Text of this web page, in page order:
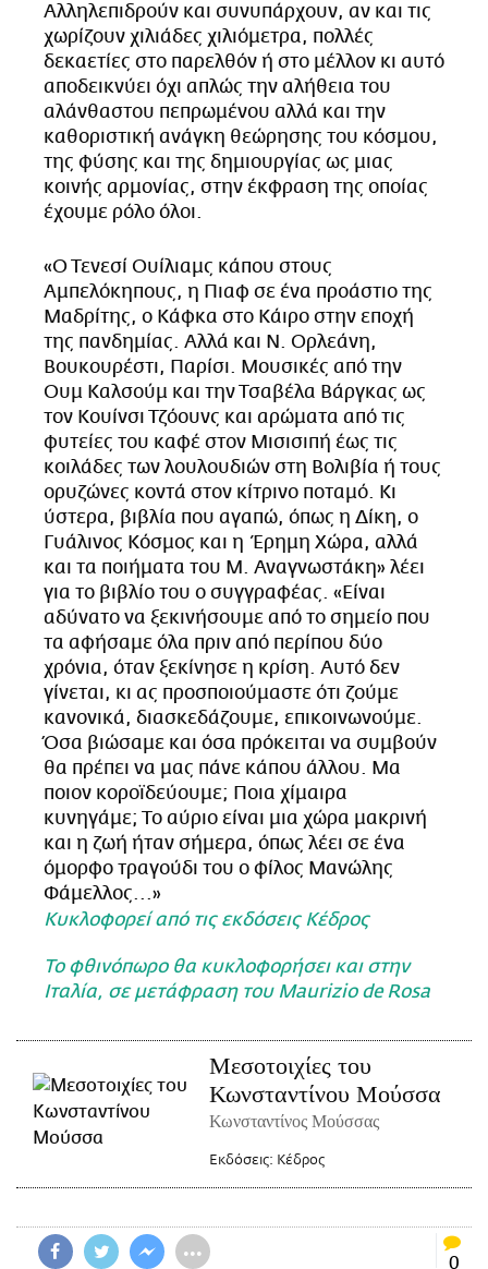
Αλληλεπιδρούν και συνυπάρχουν, αν και τις
χωρίζουν χιλιάδες χιλιόμετρα, πολλές
δεκαετίες στο παρελθόν ή στο μέλλον κι αυτό
αποδεικνύει όχι απλώς την αλήθεια του
αλάνθαστου πεπρωμένου αλλά και την
καθοριστική ανάγκη θεώρησης του κόσμου,
της φύσης και της δημιουργίας ως μιας
κοινής αρμονίας, στην έκφραση της οποίας
έχουμε ρόλο όλοι.
«Ο Τενεσί Ουίλιαμς κάπου στους
Αμπελόκηπους, η Πιαφ σε ένα προάστιο της
Μαδρίτης, ο Κάφκα στο Κάιρο στην εποχή
της πανδημίας. Αλλά και Ν. Ορλεάνη,
Βουκουρέστι, Παρίσι. Μουσικές από την
Ουμ Καλσούμ και την Τσαβέλα Βάργκας ως
τον Κουίνσι Τζόουνς και αρώματα από τις
φυτείες του καφέ στον Μισισιπή έως τις
κοιλάδες των λουλουδιών στη Βολιβία ή τους
ορυζώνες κοντά στον κίτρινο ποταμό. Κι
ύστερα, βιβλία που αγαπώ, όπως η Δίκη, ο
Γυάλινος Κόσμος και η Έρημη Χώρα, αλλά
και τα ποιήματα του Μ. Αναγνωστάκη» λέει
για το βιβλίο του ο συγγραφέας. «Είναι
αδύνατο να ξεκινήσουμε από το σημείο που
τα αφήσαμε όλα πριν από περίπου δύο
χρόνια, όταν ξεκίνησε η κρίση. Αυτό δεν
γίνεται, κι ας προσποιούμαστε ότι ζούμε
κανονικά, διασκεδάζουμε, επικοινωνούμε.
Όσα βιώσαμε και όσα πρόκειται να συμβούν
θα πρέπει να μας πάνε κάπου άλλου. Μα
ποιον κοροϊδεύουμε; Ποια χίμαιρα
κυνηγάμε; Το αύριο είναι μια χώρα μακρινή
και η ζωή ήταν σήμερα, όπως λέει σε ένα
όμορφο τραγούδι του ο φίλος Μανώλης
Φάμελλος...»
Κυκλοφορεί από τις εκδόσεις Κέδρος
Το φθινόπωρο θα κυκλοφορήσει και στην
Ιταλία, σε μετάφραση του Maurizio de Rosa
Μεσοτοιχίες του
Κωνσταντίνου Μούσσα
Κωνσταντίνος Μούσσας
Εκδόσεις: Κέδρος
•••
0